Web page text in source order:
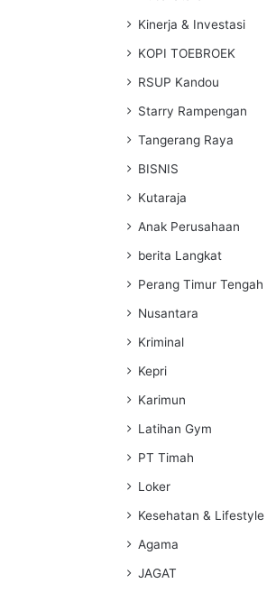
Kinerja & Investasi
KOPI TOEBROEK
RSUP Kandou
Starry Rampengan
Tangerang Raya
BISNIS
Kutaraja
Anak Perusahaan
berita Langkat
Perang Timur Tengah
Nusantara
Kriminal
Kepri
Karimun
Latihan Gym
PT Timah
Loker
Kesehatan & Lifestyle
Agama
JAGAT